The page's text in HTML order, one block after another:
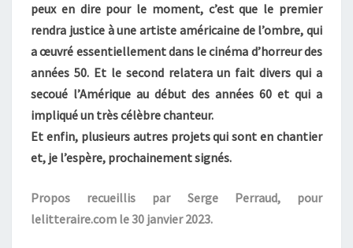
peux en dire pour le moment, c’est que le premier
rendra justice à une artiste américaine de l’ombre, qui
a œuvré essentiellement dans le cinéma d’horreur des
années 50. Et le second relatera un fait divers qui a
secoué l’Amérique au début des années 60 et qui a
impliqué un très célèbre chanteur.
Et enfin, plusieurs autres projets qui sont en chantier
et, je l’espère, prochainement signés.
Propos recueillis par Serge Perraud, pour
lelitteraire.com le 30 janvier 2023.